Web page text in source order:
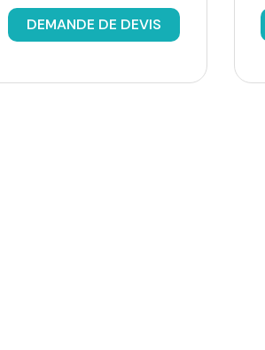
DEMANDE DE DEVIS